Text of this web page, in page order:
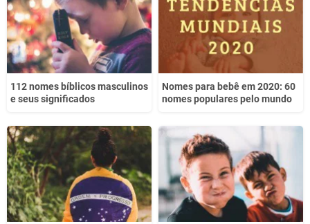
Outro
112 nomes bíblicos masculinos
e seus significados
Nomes para bebê em 2020: 60
nomes populares pelo mundo